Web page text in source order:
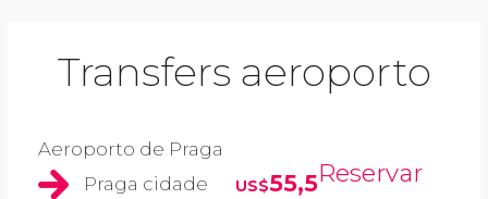
Transfers aeroporto
Aeroporto de Praga
Praga cidade
US$55,5Reservar